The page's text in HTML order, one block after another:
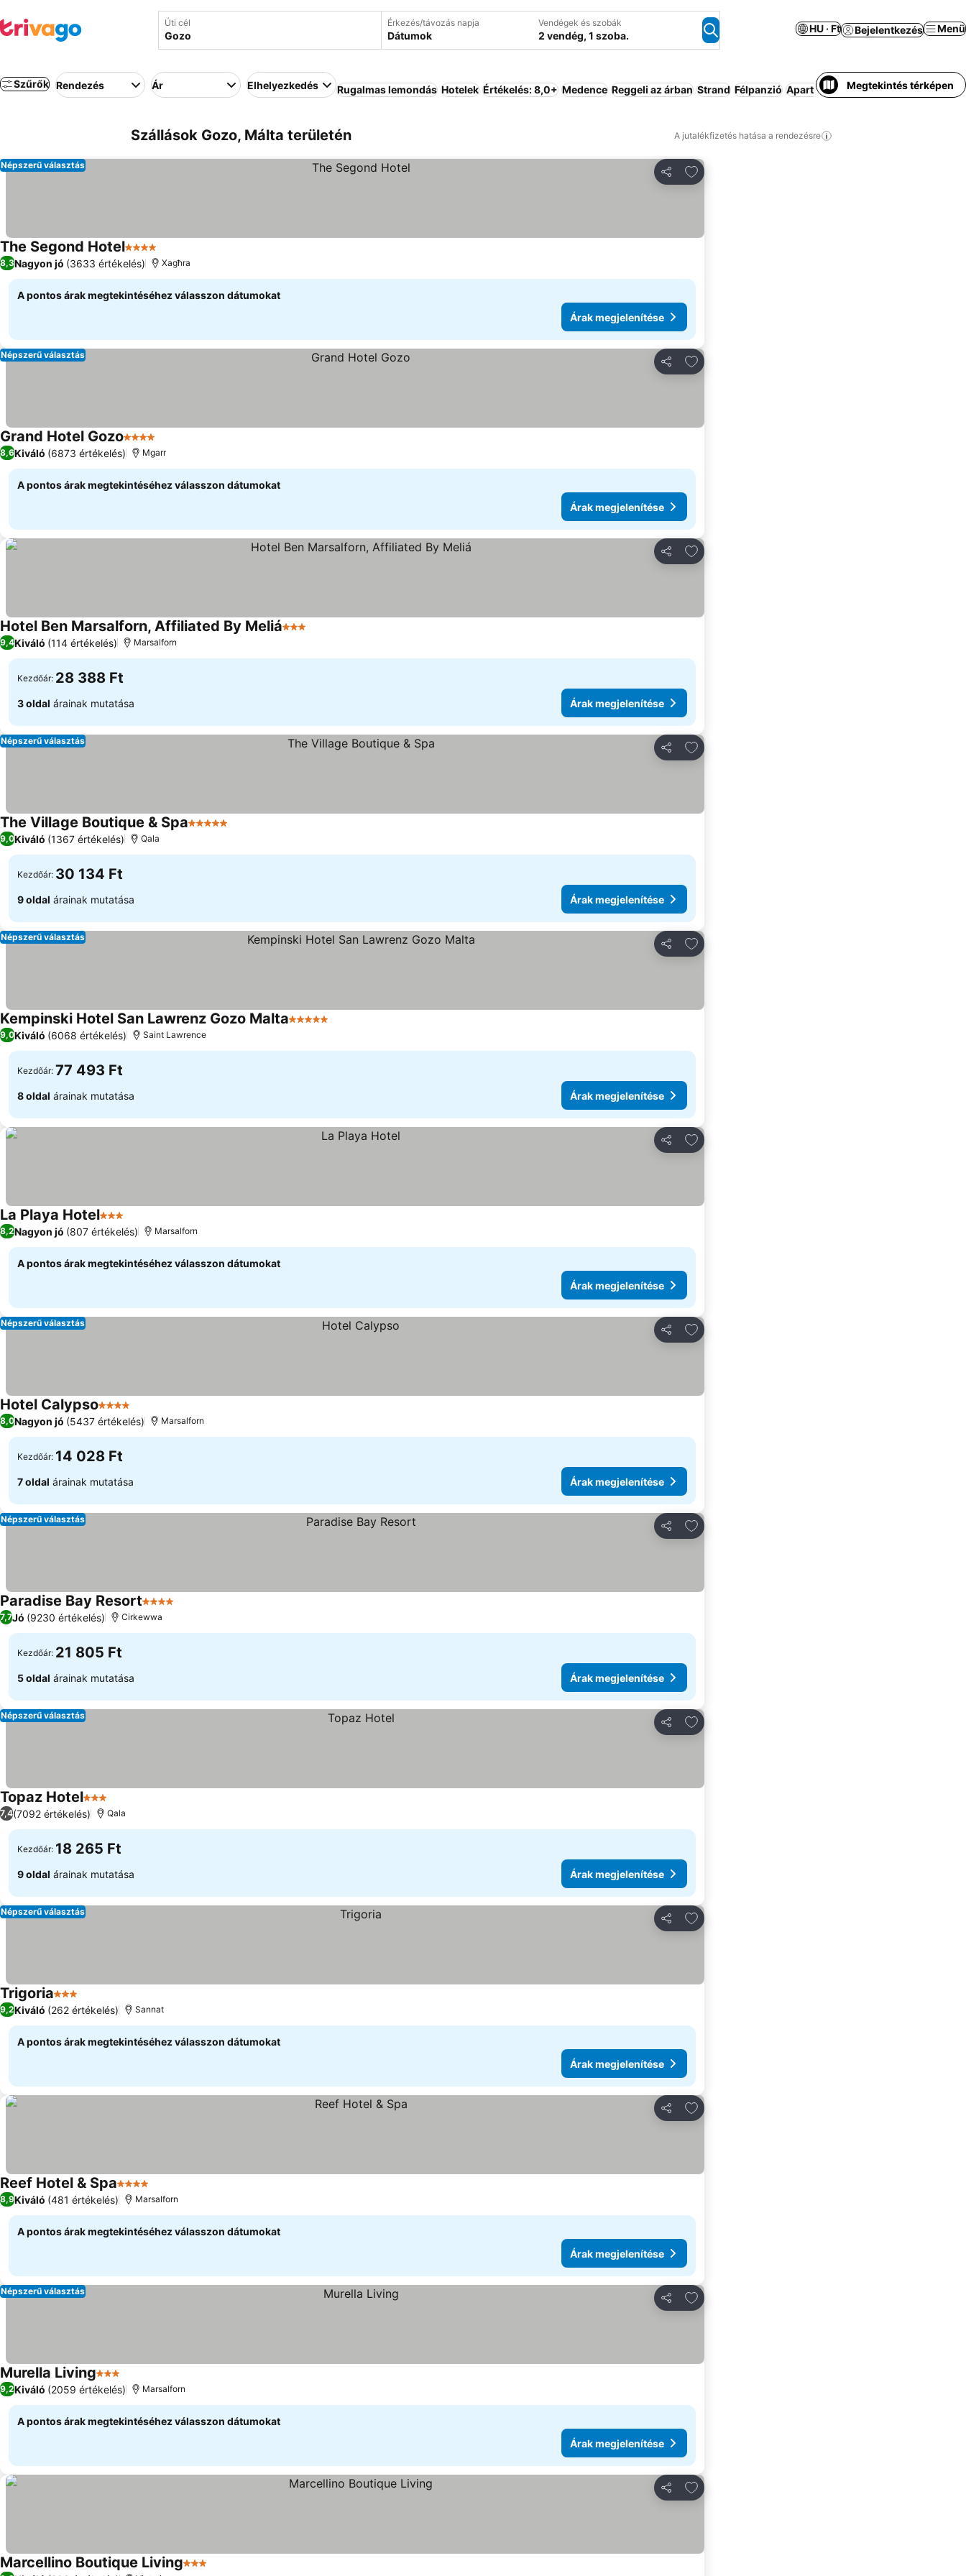
Úti cél Érkezés/távozás napja
Dátumok
Vendégek és szobák
2 vendég, 1 szoba.
HU · Ft Bejelentkezés Menü
Szűrők Rendezés Ár Elhelyezkedés Rugalmas lemondás Hotelek Értékelés: 8,0+ Medence Reggeli az árban Strand Félpanzió Apartmanhotel Kiadó ház/apartman
Megtekintés térképen
Szállások Gozo, Málta területén A jutalékfizetés hatása a rendezésre
Megosztás
Hozzáadás a kedvencekhez
Népszerű választás
The Segond Hotel4 Kategória
8,3Nagyon jó (3633 értékelés) Xagħra
A pontos árak megtekintéséhez válasszon dátumokat
Árak megjelenítése
Megosztás
Hozzáadás a kedvencekhez
Népszerű választás
Grand Hotel Gozo4 Kategória
8,6Kiváló (6873 értékelés) Mgarr
A pontos árak megtekintéséhez válasszon dátumokat
Árak megjelenítése
Megosztás
Hozzáadás a kedvencekhez
Hotel Ben Marsalforn, Affiliated By Meliá3 Kategória
9,4Kiváló (114 értékelés) Marsalforn
Kezdőár: 28 388 Ft
3 oldal árainak mutatása Árak megjelenítése
Megosztás
Hozzáadás a kedvencekhez
Népszerű választás
The Village Boutique & Spa5 Kategória
9,0Kiváló (1367 értékelés) Qala
Kezdőár: 30 134 Ft
9 oldal árainak mutatása Árak megjelenítése
Megosztás
Hozzáadás a kedvencekhez
Népszerű választás
Kempinski Hotel San Lawrenz Gozo Malta5 Kategória
9,0Kiváló (6068 értékelés) Saint Lawrence
Kezdőár: 77 493 Ft
8 oldal árainak mutatása Árak megjelenítése
Megosztás
Hozzáadás a kedvencekhez
La Playa Hotel3 Kategória
8,2Nagyon jó (807 értékelés) Marsalforn
A pontos árak megtekintéséhez válasszon dátumokat
Árak megjelenítése
Megosztás
Hozzáadás a kedvencekhez
Népszerű választás
Hotel Calypso4 Kategória
8,0Nagyon jó (5437 értékelés) Marsalforn
Kezdőár: 14 028 Ft
7 oldal árainak mutatása Árak megjelenítése
Megosztás
Hozzáadás a kedvencekhez
Népszerű választás
Paradise Bay Resort4 Kategória
7,7Jó (9230 értékelés) Cirkewwa
Kezdőár: 21 805 Ft
5 oldal árainak mutatása Árak megjelenítése
Megosztás
Hozzáadás a kedvencekhez
Népszerű választás
Topaz Hotel3 Kategória
7,4(7092 értékelés) Qala
Kezdőár: 18 265 Ft
9 oldal árainak mutatása Árak megjelenítése
Megosztás
Hozzáadás a kedvencekhez
Népszerű választás
Trigoria3 Kategória
9,2Kiváló (262 értékelés) Sannat
A pontos árak megtekintéséhez válasszon dátumokat
Árak megjelenítése
Megosztás
Hozzáadás a kedvencekhez
Reef Hotel & Spa4 Kategória
8,9Kiváló (481 értékelés) Marsalforn
A pontos árak megtekintéséhez válasszon dátumokat
Árak megjelenítése
Megosztás
Hozzáadás a kedvencekhez
Népszerű választás
Murella Living3 Kategória
9,2Kiváló (2059 értékelés) Marsalforn
A pontos árak megtekintéséhez válasszon dátumokat
Árak megjelenítése
Megosztás
Hozzáadás a kedvencekhez
Marcellino Boutique Living3 Kategória